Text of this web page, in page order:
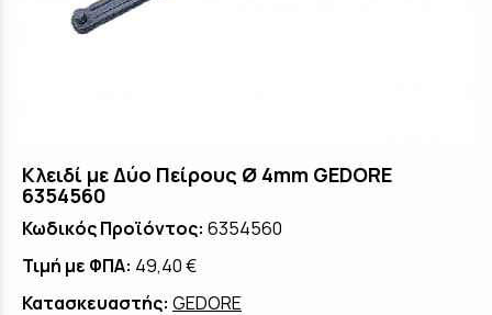
Κλειδί με Δύο Πείρους Ø 4mm GEDORE
6354560
Κωδικός Προϊόντος: 6354560
Τιμή με ΦΠΑ: 49,40 €
Κατασκευαστής: GEDORE